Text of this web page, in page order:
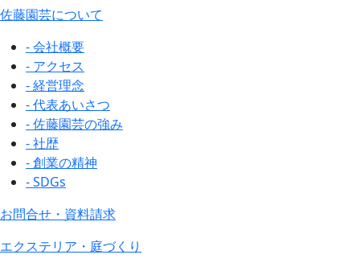
佐藤園芸について
- 会社概要
- アクセス
- 経営理念
- 代表あいさつ
- 佐藤園芸の強み
- 社歴
- 創業の精神
- SDGs
お問合せ・資料請求
エクステリア・庭づくり